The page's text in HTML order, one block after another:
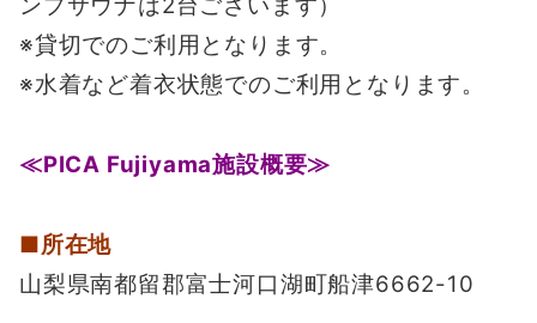
※貸切でのご利用となります。
※水着など着衣状態でのご利用となります。
≪PICA Fujiyama施設概要≫
■所在地
山梨県南都留郡富士河口湖町船津6662-10